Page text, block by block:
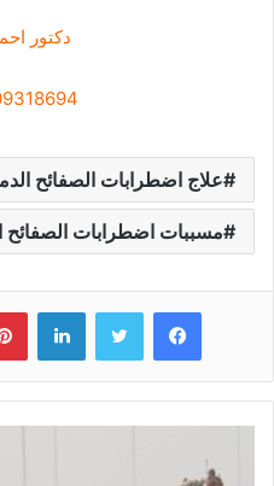
دكتور
علاج اضطرابات الصفائح
مسببات اضطرابات الصفائح
فيسبوك لينكدإن